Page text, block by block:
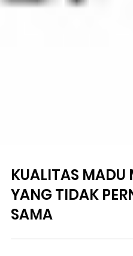
KUALITAS MADU
YANG TIDAK
SAMA